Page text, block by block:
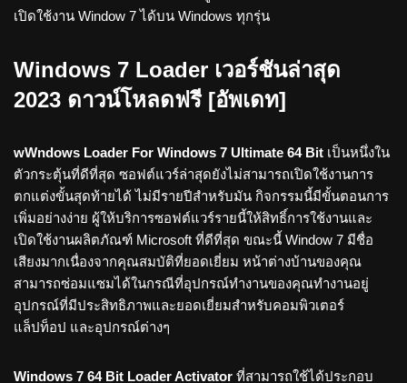
เปิดใช้งาน Window 7 ได้บน Windows ทุกรุ่น
Windows 7 Loader เวอร์ชันล่าสุด
2023 ดาวน์โหลดฟรี [อัพเดท]
wWndows Loader For Windows 7 Ultimate 64 Bit เป็นหนึ่งใน
ตัวกระตุ้นที่ดีที่สุด ซอฟต์แวร์ล่าสุดยังไม่สามารถเปิดใช้งานการ
ตกแต่งขั้นสุดท้ายได้ ไม่มีรายปีสำหรับมัน กิจกรรมนี้มีขั้นตอนการ
เพิ่มอย่างง่าย ผู้ให้บริการซอฟต์แวร์รายนี้ให้สิทธิ์การใช้งานและ
เปิดใช้งานผลิตภัณฑ์ Microsoft ที่ดีที่สุด ขณะนี้ Window 7 มีชื่อ
เสียงมากเนื่องจากคุณสมบัติที่ยอดเยี่ยม หน้าต่างบ้านของคุณ
สามารถซ่อมแซมได้ในกรณีที่อุปกรณ์ทำงานของคุณทำงานอยู่
อุปกรณ์ที่มีประสิทธิภาพและยอดเยี่ยมสำหรับคอมพิวเตอร์
แล็ปท็อป และอุปกรณ์ต่างๆ
Windows 7 64 Bit Loader Activator ที่สามารถใช้ได้ประกอบ